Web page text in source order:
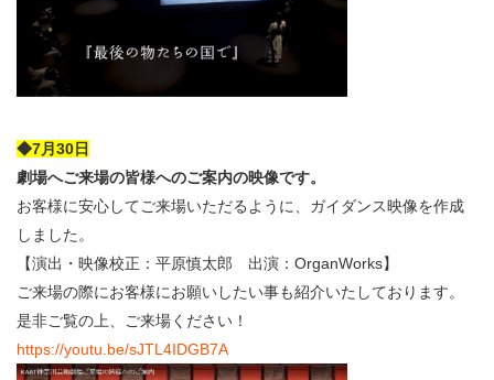
◆7月30日
劇場へご来場の皆様へのご案内の映像です。
お客様に安心してご来場いただるように、ガイダンス映像を作成
しました。
【演出・映像校正：平原慎太郎 出演：OrganWorks】
ご来場の際にお客様にお願いしたい事も紹介いたしております。
是非ご覧の上、ご来場ください！
https://youtu.be/sJTL4IDGB7A